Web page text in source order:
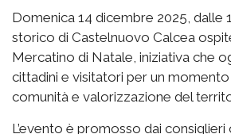
Domenica 14 dicembre 2025, dalle
storico di Castelnuovo Calcea
Mercatino di Natale, iniziativa che
cittadini e visitatori per un
comunità e valorizzazione del
L’evento è promosso dai consiglieri